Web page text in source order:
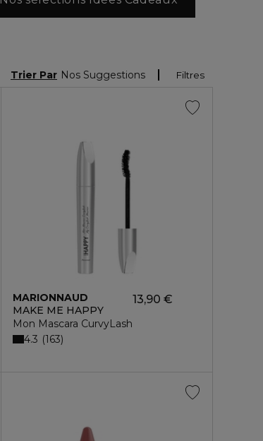
Filtres
Trier Par Nos Suggestions
MARIONNAUD
MAKE ME HAPPY
Mon Mascara CurvyLash
13,90 €
4.3 163